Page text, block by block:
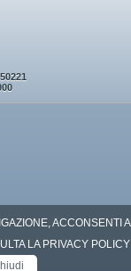
ACCONSENTI
LA PRIVACY POLICY